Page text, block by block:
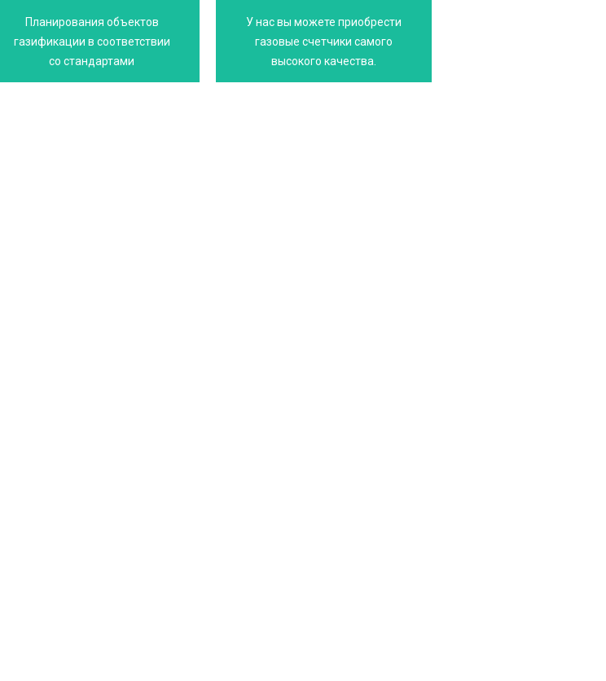
Планирования объектов
газификации в соответствии
со стандартами
Экономьте своем
бюджете!
У нас вы можете приобрести
газовые счетчики самого
высокого качества.
Счетчики газа,
соответствующие
стандартам!